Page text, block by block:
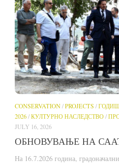
CONSERVATION/PROJECTS /
2026/КУЛТУРНО НАСЛЕДСТВО/
JULY 16, 2026
ОБНОВУВАЊЕ НА
На 16.7.2026 година,